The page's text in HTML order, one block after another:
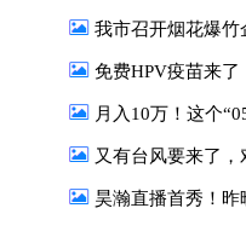
我市召开烟花爆竹企
免费HPV疫苗来了！醴陵设立30
月入10万！这个“05
又有台风要来了，
昊瀚直播首秀！昨